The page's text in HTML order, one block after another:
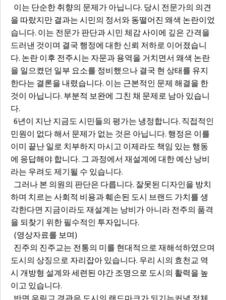
이는 단순한 취향의 문제가 아닙니다. 당시 전문가의 의견
을 따랐지만 결과는 시민의 정서와 동떨어진 왜색 논란이었
습니다. 이는 전문가 판단과 시민 체감 사이에 깊은 간격을
드러낸 것이며 결국 행정에 대한 신뢰 저하로 이어졌습니
다. 논란 이후 전주시는 자문과 용역을 거치면서 왜색 논란
을 일으켰던 일부 요소를 정비했으나 결국 현 상태를 유지
한다는 결론을 내렸습니다. 이는 근본적인 문제 해결을 한
것이 아닙니다. 부분적 보완에 그친 채 문제로 남아 있습니
다.
6년이 지난 지금도 시민들의 평가는 냉정합니다. 직접적인
민원이 없다 해서 문제가 없는 것은 아닙니다. 행정은 이를
이미 끝난 일로 치부하지 마시고 이제라도 책임 있는 행동
에 응답해야 합니다. 그 과정에서 재설계에 대한 예산 낭비
라는 우려도 제기될 수 있습니다.
그러나 본 의원의 판단은 다릅니다. 잘못된 디자인을 방치
하며 치르는 사회적 비용과 훼손된 도시 브랜드 가치를 생
각한다면 지금이라도 재설계는 낭비가 아니라 전주의 품격
을 되찾기 위한 필수적인 투자입니다.
(영상자료를 보며)
진주의 진주교는 전통의 미를 현대적으로 재해석하였으며
도시의 상징으로 자리잡아 있습니다. 우리 시의 효천교 역
시 개방형 설계와 세련된 야간 조명으로 도시의 활력을 높
이고 있습니다.
반면 우림교 경관은 도시의 랜드마크가 되기는커녕 정체